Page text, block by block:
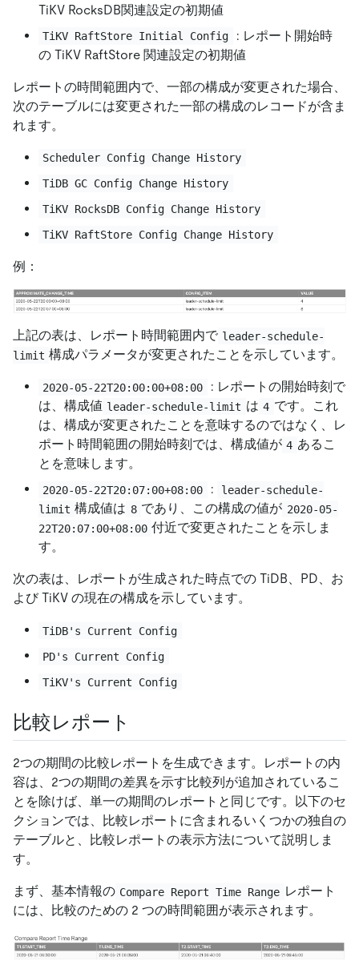
TiKV RocksDB関連設定の初期値
TiKV RaftStore Initial Config
: レポート開始時
の TiKV RaftStore 関連設定の初期値
レポートの時間範囲内で、一部の構成が変更された場合、
次のテーブルには変更された一部の構成のレコードが含ま
れます。
Scheduler Config Change History
TiDB GC Config Change History
TiKV RocksDB Config Change History
TiKV RaftStore Config Change History
例：
上記の表は、レポート時間範囲内で leader-schedule-
limit 構成パラメータが変更されたことを示しています。
2020-05-22T20:00:00+08:00
: レポートの開始時刻で
は、構成値 leader-schedule-limit は 4 です。これ
は、構成が変更されたことを意味するのではなく、レ
ポート時間範囲の開始時刻では、構成値が 4 あるこ
とを意味します。
2020-05-22T20:07:00+08:00 :
leader-schedule-
limit 構成値は 8 であり、この構成の値が 2020-05-
22T20:07:00+08:00 付近で変更されたことを示しま
す。
次の表は、レポートが生成された時点での TiDB、PD、お
よび TiKV の現在の構成を示しています。
TiDB's Current Config
PD's Current Config
TiKV's Current Config
比較レポート
2つの期間の比較レポートを生成できます。レポートの内
容は、2つの期間の差異を示す比較列が追加されているこ
とを除けば、単一の期間のレポートと同じです。以下のセ
クションでは、比較レポートに含まれるいくつかの独自の
テーブルと、比較レポートの表示方法について説明しま
す。
まず、基本情報の Compare Report Time Range レポート
には、比較のための 2 つの時間範囲が表示されます。